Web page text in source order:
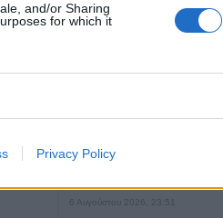
and/or Sharing
for which it
Privacy Policy
7 Αυγούστου 2026, 00:10
“Ciao espresso bar”: 12
6 Αυγούστου 2026, 23:51